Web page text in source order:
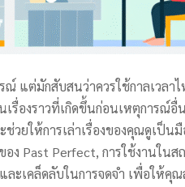
ณ์ แต่มักสับสนว่าควรใช้กาลเวลา
รื่องราวที่เกิดขึ้นก่อนเหตุการณ์อื่
ช่วยให้การเล่าเรื่องของคุณดูเป็
ง Past Perfect, การใช้งานใน
เคล็ดลับในการจดจำ เพื่อให้คุณ